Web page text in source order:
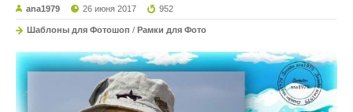
ana1979 26 июня 2017 952
Шаблоны для Фотошоп / Рамки для Фото